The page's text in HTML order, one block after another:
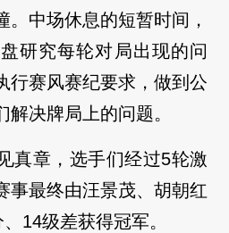
。中场休息的短暂时间，
研究每轮对局出现的问
行赛风赛纪要求，做到公
决牌局上的问题。
真章，选手们经过5轮激
事最终由汪景茂、胡朝红
14级差获得冠军。